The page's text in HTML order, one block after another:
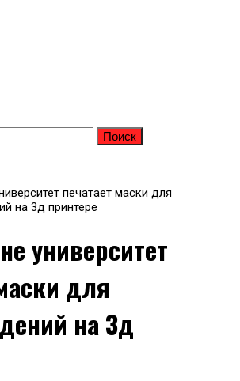
политики,
технологий и
печатает маски для
на 3д принтере
университет
для
на 3д